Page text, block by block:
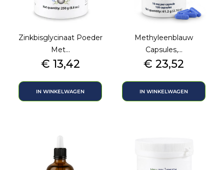
Zinkbisglycinaat Poeder
Met...
Prijs
€ 13,42
IN WINKELWAGEN
Methyleenblauw
Capsules,...
Prijs
€ 23,52
IN WINKELWAGEN